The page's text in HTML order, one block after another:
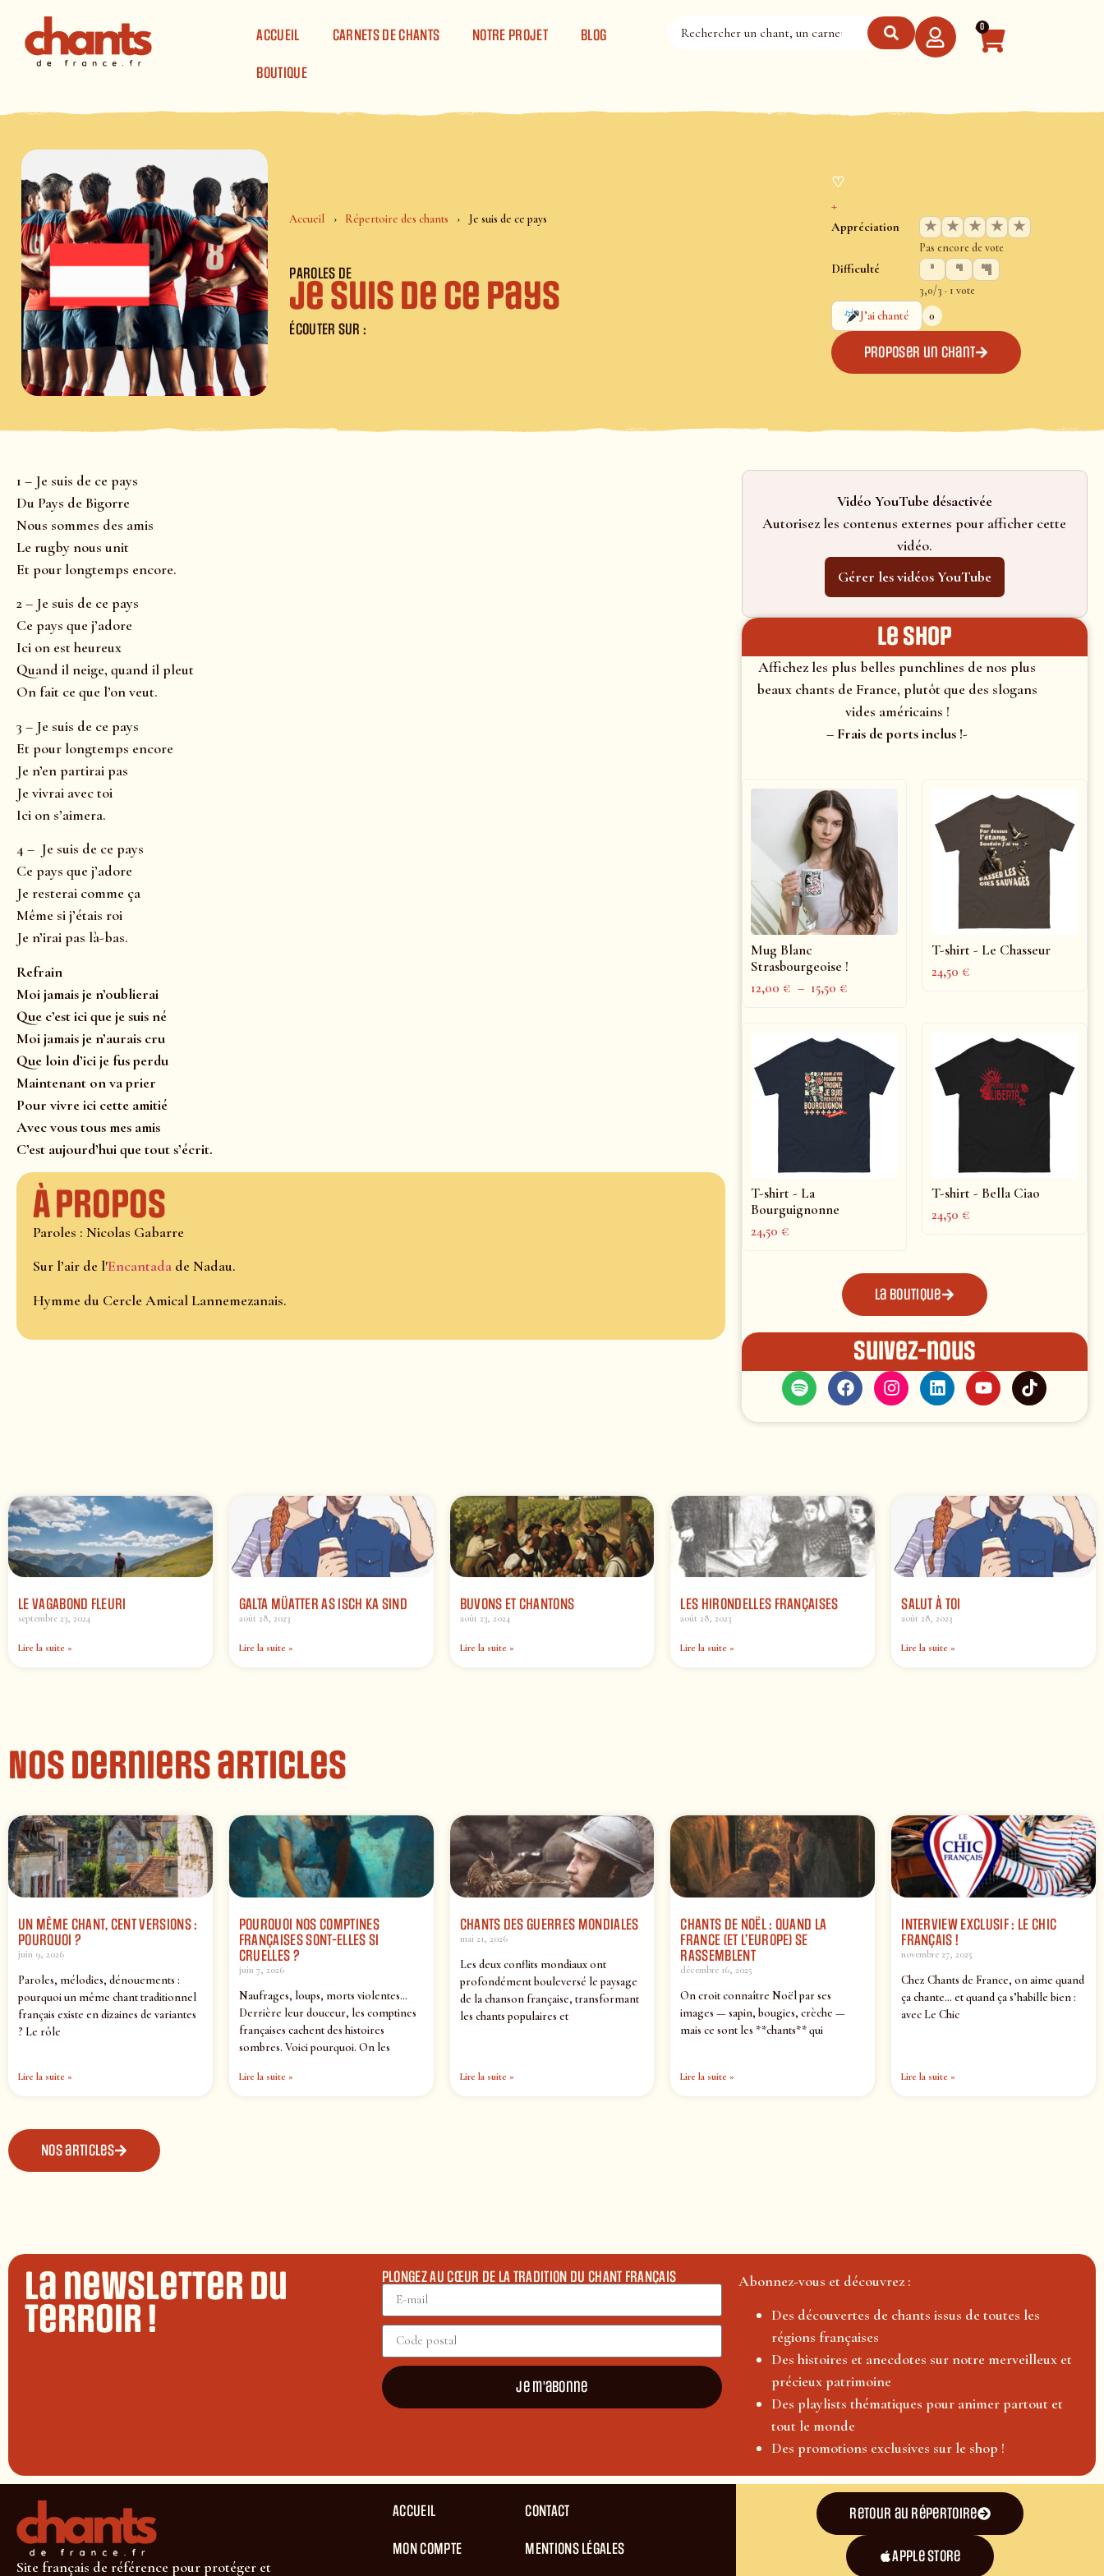
ACCUEIL
CARNETS DE CHANTS NOTRE PROJET BLOG
BOUTIQUE
0
Accueil Répertoire des chants Je suis de ce pays
PAROLES DE
Je suis de ce pays
ÉCOUTER SUR :
♡
+
Appréciation ★ ★ ★ ★ ★
Pas encore de vote
Difficulté
3,0/3 · 1 vote
J’ai chanté
0
Proposer un chant
1 – Je suis de ce pays
Du Pays de Bigorre
Nous sommes des amis
Le rugby nous unit
Et pour longtemps encore.
2 – Je suis de ce pays
Ce pays que j’adore
Ici on est heureux
Quand il neige, quand il pleut
On fait ce que l’on veut.
3 – Je suis de ce pays
Et pour longtemps encore
Je n’en partirai pas
Je vivrai avec toi
Ici on s’aimera.
4 – Je suis de ce pays
Ce pays que j’adore
Je resterai comme ça
Même si j’étais roi
Je n’irai pas là-bas.
Refrain
Moi jamais je n’oublierai
Que c’est ici que je suis né
Moi jamais je n’aurais cru
Que loin d’ici je fus perdu
Maintenant on va prier
Pour vivre ici cette amitié
Avec vous tous mes amis
C’est aujourd’hui que tout s’écrit.
À propos
Paroles : Nicolas Gabarre
Sur l’air de l'Encantada de Nadau.
Hymme du Cercle Amical Lannemezanais.
Vidéo YouTube désactivée
Autorisez les contenus externes pour afficher cette
vidéo.
Gérer les vidéos YouTube
le shop
Affichez les plus belles punchlines de nos plus
beaux chants de France, plutôt que des slogans
vides américains !
– Frais de ports inclus !-
Mug Blanc
Strasbourgeoise !
12,00€ – 15,50€
T-shirt - Le Chasseur
24,50€
T-shirt - La
Bourguignonne
24,50€
T-shirt - Bella Ciao
24,50€
La boutique
Suivez-nous
LE VAGABOND FLEURI
septembre 23, 2024
Lire la suite »
GALTA MÜATTER AS ISCH KA SIND
août 28, 2023
Lire la suite »
BUVONS ET CHANTONS
août 23, 2024
Lire la suite »
LES HIRONDELLES FRANÇAISES
août 28, 2023
Lire la suite »
SALUT À TOI
août 28, 2023
Lire la suite »
Nos derniers articles
UN MÊME CHANT, CENT VERSIONS :
POURQUOI ?
juin 9, 2026
Paroles, mélodies, dénouements :
pourquoi un même chant traditionnel
français existe en dizaines de variantes
? Le rôle
Lire la suite »
POURQUOI NOS COMPTINES
FRANÇAISES SONT-ELLES SI
CRUELLES ?
juin 7, 2026
Naufrages, loups, morts violentes…
Derrière leur douceur, les comptines
françaises cachent des histoires
sombres. Voici pourquoi. On les
Lire la suite »
CHANTS DES GUERRES MONDIALES
mai 21, 2026
Les deux conflits mondiaux ont
profondément bouleversé le paysage
de la chanson française, transformant
les chants populaires et
Lire la suite »
CHANTS DE NOËL : QUAND LA
FRANCE (ET L’EUROPE) SE
RASSEMBLENT
décembre 16, 2025
On croit connaître Noël par ses
images — sapin, bougies, crèche —
mais ce sont les **chants** qui
Lire la suite »
INTERVIEW EXCLUSIF : LE CHIC
FRANÇAIS !
novembre 27, 2025
Chez Chants de France, on aime quand
ça chante… et quand ça s’habille bien :
avec Le Chic
Lire la suite »
Nos articles
La newsletter du
terroir !
PLONGEZ AU CŒUR DE LA TRADITION DU CHANT FRANÇAIS
Je m'abonne
Abonnez-vous et découvrez :
Des découvertes de chants issus de toutes les
régions françaises
Des histoires et anecdotes sur notre merveilleux et
précieux patrimoine
Des playlists thématiques pour animer partout et
tout le monde
Des promotions exclusives sur le shop !
Site français de référence pour protéger et
ACCUEIL
MON COMPTE
CONTACT
MENTIONS LÉGALES
Retour au répertoire
Apple Store